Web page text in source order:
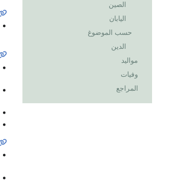
الصين
اليابان
حسب الموضوغ
الدين
مواليد
وفيات
المراجع